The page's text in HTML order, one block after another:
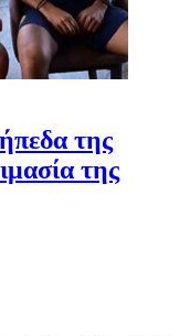
της
της